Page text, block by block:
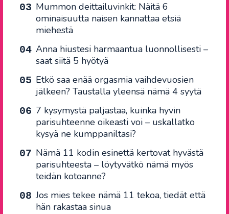
Mummon deittailuvinkit: Näitä 6
ominaisuutta naisen kannattaa etsiä
miehestä
Anna hiustesi harmaantua luonnollisesti –
saat siitä 5 hyötyä
Etkö saa enää orgasmia vaihdevuosien
jälkeen? Taustalla yleensä nämä 4 syytä
7 kysymystä paljastaa, kuinka hyvin
parisuhteenne oikeasti voi – uskallatko
kysyä ne kumppaniltasi?
Nämä 11 kodin esinettä kertovat hyvästä
parisuhteesta – löytyvätkö nämä myös
teidän kotoanne?
Jos mies tekee nämä 11 tekoa, tiedät että
hän rakastaa sinua